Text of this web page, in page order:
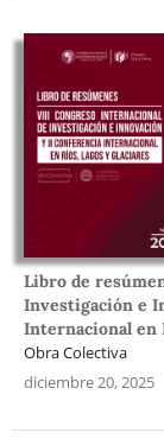
Libro de
Investigación e
Internacional en
Obra Colectiva
diciembre 20, 2025